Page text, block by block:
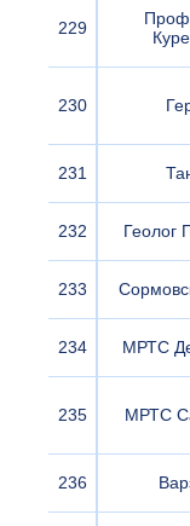
229
230
231
232 Геолог
233
234 МРТС
235 МРТС
236